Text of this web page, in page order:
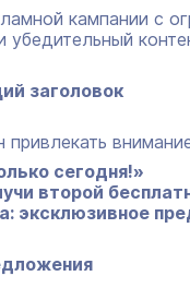
кампании с
убедительный
заголовок
сегодня!»
второй
эксклюзивное